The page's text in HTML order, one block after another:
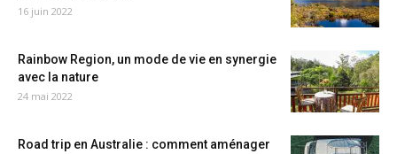
16 juin 2022
Rainbow Region, un mode de vie en synergie
avec la nature
24 mai 2022
Road trip en Australie : comment aménager